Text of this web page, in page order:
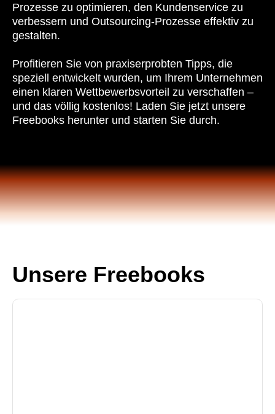
Prozesse zu optimieren, den Kundenservice zu
verbessern und Outsourcing-Prozesse effektiv zu
gestalten.
Profitieren Sie von praxiserprobten Tipps, die
speziell entwickelt wurden, um Ihrem Unternehmen
einen klaren Wettbewerbsvorteil zu verschaffen –
und das völlig kostenlos! Laden Sie jetzt unsere
Freebooks herunter und starten Sie durch.
Unsere Freebooks